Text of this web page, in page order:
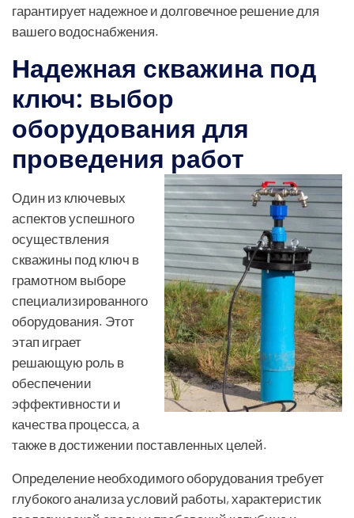
гарантирует надежное и долговечное решение для
вашего водоснабжения.
Надежная скважина под
ключ: выбор
оборудования для
проведения работ
Один из ключевых
аспектов успешного
осуществления
скважины под ключ в
грамотном выборе
специализированного
оборудования. Этот
этап играет
решающую роль в
обеспечении
эффективности и
качества процесса, а
также в достижении поставленных целей.
Определение необходимого оборудования требует
глубокого анализа условий работы, характеристик